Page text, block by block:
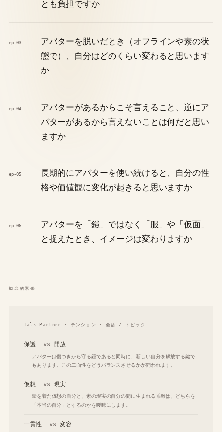
とも負担ですか
ep-03
アバターを脱いだとき（オフラインや素の状
態で）、自分はどのくらい変わると思います
か
ep-04
アバターがあるからこそ言えること、逆にア
バターがあるから言えないことは何だと思い
ますか
ep-05
長期的にアバターを使い続けると、自分の性
格や価値観に変化が起きると思いますか
ep-06
アバターを「鎧」ではなく「服」や「仮面」
と捉えたとき、イメージは変わりますか
概念的緊張
Talk Partner · テンション · 会話 / トピック
保護 vs 開放
アバターは傷つきから守る鎧であると同時に、新しい自分を解放する鍵で
もあります。この二面性をどうバランスさせるかが問われます。
仮想 vs 現実
鎧を着た仮想の自分と、素の現実の自分の間に生まれる乖離は、どちらを
「本当の自分」とするのかを曖昧にします。
一貫性 vs 変容